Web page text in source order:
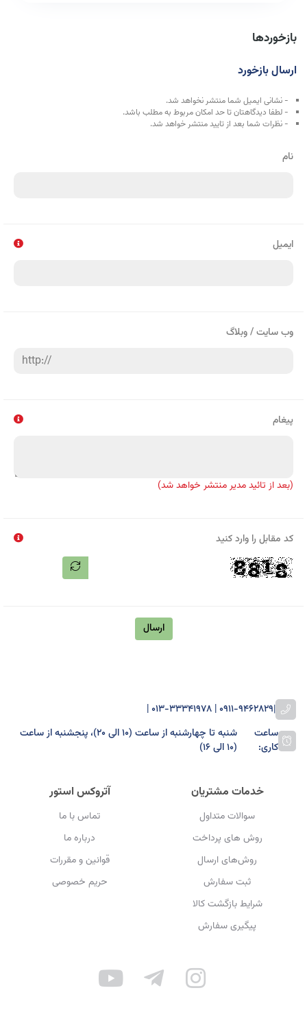
بازخوردها
ارسال بازخورد
- نشانی ایمیل شما منتشر نخواهد شد.
- لطفا دیدگاهتان تا حد امکان مربوط به مطلب باشد.
- نظرات شما بعد از تایید منتشر خواهد شد.
نام
ایمیل
وب سایت / وبلاگ
پیغام
(بعد از تائید مدیر منتشر خواهد شد)
کد مقابل را وارد کنید
ارسال
|
0911-9462829 | 013-33341978 |
ساعت
کاری:
شنبه تا چهارشنبه از ساعت (۱۰ الی ۲۰)، پنجشنبه از ساعت
(۱۰ الی ۱۶)
خدمات مشتریان
سوالات متداول
روش های پرداخت
روش‌های ارسال
ثبت سفارش
شرایط بازگشت کالا
پیگیری سفارش
آتروکس استور
تماس با ما
درباره ما
قوانین و مقررات
حریم خصوصی